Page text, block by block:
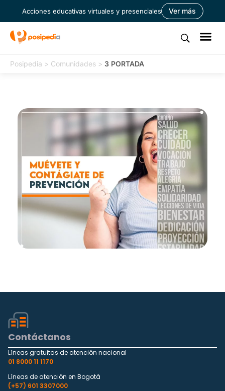
Acciones educativas virtuales y presenciales Ver más
Posipedia > Comunidades > 3 PORTADA
Contáctanos
Líneas gratuitas de atención nacional
01 8000 11 1170
Líneas de atención en Bogotá
(+57) 601 3307000